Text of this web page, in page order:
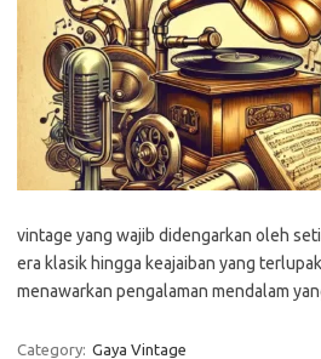
vintage yang wajib didengarkan oleh
era klasik hingga keajaiban yang
menawarkan pengalaman mendalam
Category: Gaya Vintage